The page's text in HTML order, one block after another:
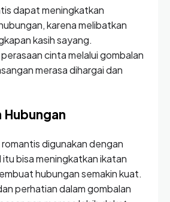
dapat meningkatkan
karena melibatkan
kasih sayang.
cinta melalui gombalan
merasa dihargai dan
digunakan dengan
itu bisa meningkatkan ikatan
hubungan semakin kuat.
perhatian dalam gombalan